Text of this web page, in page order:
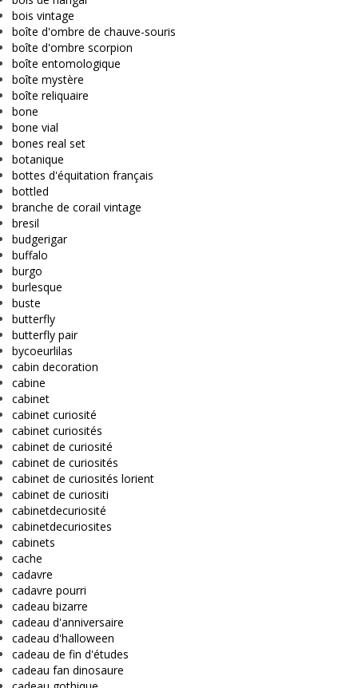
bois vintage
boîte d'ombre de chauve-souris
boîte d'ombre scorpion
boîte entomologique
boîte mystère
boîte reliquaire
bone
bone vial
bones real set
botanique
bottes d'équitation français
bottled
branche de corail vintage
bresil
budgerigar
buffalo
burgo
burlesque
buste
butterfly
butterfly pair
bycoeurlilas
cabin decoration
cabine
cabinet
cabinet curiosité
cabinet curiosités
cabinet de curiosité
cabinet de curiosités
cabinet de curiosités lorient
cabinet de curiositi
cabinetdecuriosité
cabinetdecuriosites
cabinets
cache
cadavre
cadavre pourri
cadeau bizarre
cadeau d'anniversaire
cadeau d'halloween
cadeau de fin d'études
cadeau fan dinosaure